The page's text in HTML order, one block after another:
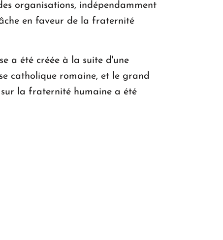
organisations, indépendamment
en faveur de la fraternité
a été créée à la suite d'une
catholique romaine, et le grand
sur la fraternité humaine a été